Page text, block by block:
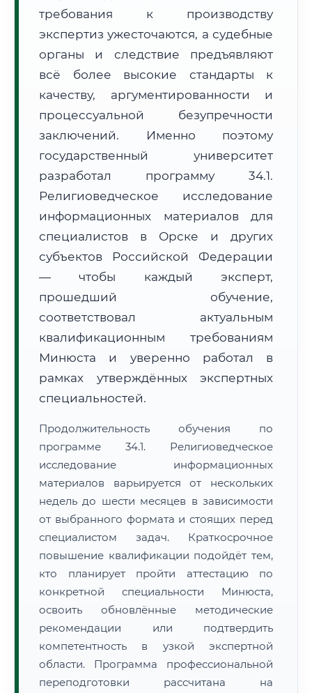
Формат учебы:
Дистанционно
🗺️ Зона обслуживания: г. Орск
Расчет логистики оригиналов:
• Маршрут транзита:
• Экспресс-доставка СДЭК / Почтой: 2–3 рабочих дня
📜 Документы и аккредитация ФИС ФРДО
Нажмите на документ для увеличения и просмотра
требования к производству
экспертиз ужесточаются, а судебные
органы и следствие предъявляют
всё более высокие стандарты к
качеству, аргументированности и
процессуальной безупречности
заключений. Именно поэтому
государственный университет
разработал программу 34.1.
Религиоведческое исследование
информационных материалов для
специалистов в Орске и других
субъектов Российской Федерации
— чтобы каждый эксперт,
прошедший обучение,
соответствовал актуальным
квалификационным требованиям
Минюста и уверенно работал в
рамках утверждённых экспертных
специальностей.
Продолжительность обучения по
программе 34.1. Религиоведческое
исследование информационных
материалов варьируется от нескольких
недель до шести месяцев в зависимости
от выбранного формата и стоящих перед
специалистом задач. Краткосрочное
повышение квалификации подойдёт тем,
кто планирует пройти аттестацию по
конкретной специальности Минюста,
освоить обновлённые методические
рекомендации или подтвердить
компетентность в узкой экспертной
области. Программа профессиональной
переподготовки рассчитана на